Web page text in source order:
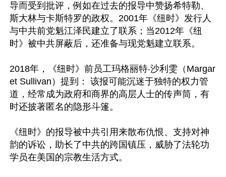
导而受到批评，例如在过去的报导中赞扬希特勒、
斯大林与卡斯特罗的政权。2001年《纽时》发行人
与中共前党魁江泽民建立了联系；当2012年《纽
时》被中共屏蔽后，还准备与现党魁建立联系。
2018年，《纽时》前员工玛格丽特‧沙利雯（Margar
et Sullivan）提到： 该报可能沉迷于独特的权力管
道，经常成为政府和商界的高层人士的传声筒，有
时还披著匿名的隐形斗篷。
《纽时》的报导被中共引用来散布仇恨、支持对神
韵的诉讼，助长了中共的跨国镇压，威胁了法轮功
学员在美国的宗教生活方式。